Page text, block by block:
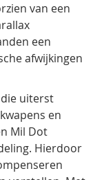
van een
een
afwijkingen
uiterst
en
Mil Dot
Hierdoor